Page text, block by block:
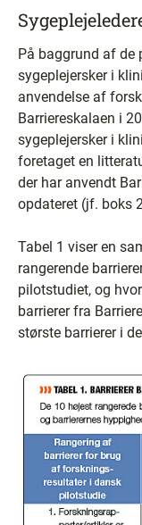
På baggrund af de
sygeplejersker i
anvendelse af
Barriereskalaen i
sygeplejersker i
foretaget en
der har anvendt
opdateret (jf. boks
Tabel 1 viser en
rangerende
pilotstudiet, og
barrierer fra
største barrierer i